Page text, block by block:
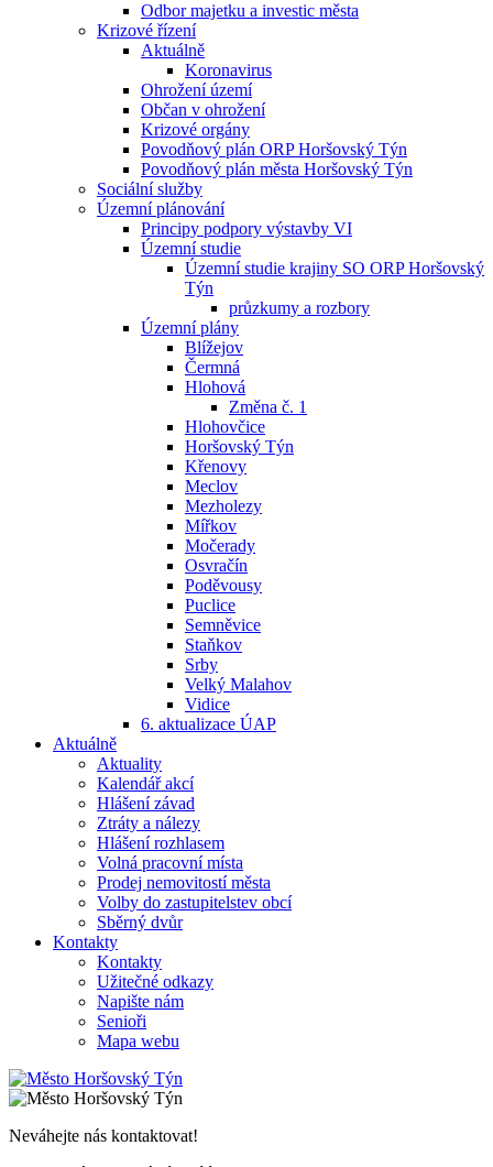
Odbor majetku a investic města
Krizové řízení
Aktuálně
Koronavirus
Ohrožení území
Občan v ohrožení
Krizové orgány
Povodňový plán ORP Horšovský Týn
Povodňový plán města Horšovský Týn
Sociální služby
Územní plánování
Principy podpory výstavby VI
Územní studie
Územní studie krajiny SO ORP Horšovský
Týn
průzkumy a rozbory
Územní plány
Blížejov
Čermná
Hlohová
Změna č. 1
Hlohovčice
Horšovský Týn
Křenovy
Meclov
Mezholezy
Mířkov
Močerady
Osvračín
Poděvousy
Puclice
Semněvice
Staňkov
Srby
Velký Malahov
Vidice
6. aktualizace ÚAP
Aktuálně
Aktuality
Kalendář akcí
Hlášení závad
Ztráty a nálezy
Hlášení rozhlasem
Volná pracovní místa
Prodej nemovitostí města
Volby do zastupitelstev obcí
Sběrný dvůr
Kontakty
Kontakty
Užitečné odkazy
Napište nám
Senioři
Mapa webu
Neváhejte nás kontaktovat!